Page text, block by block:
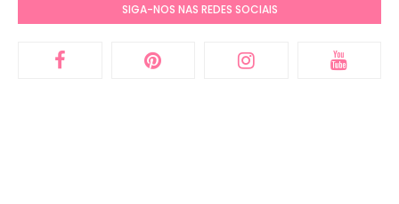
SIGA-NOS NAS REDES SOCIAIS